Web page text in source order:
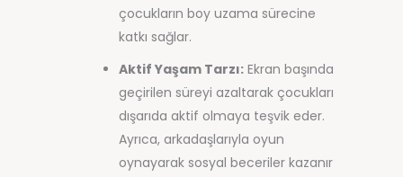
çocukların boy uzama sürecine
katkı sağlar.
Aktif Yaşam Tarzı: Ekran başında
geçirilen süreyi azaltarak çocukları
dışarıda aktif olmaya teşvik eder.
Ayrıca, arkadaşlarıyla oyun
oynayarak sosyal beceriler kazanır